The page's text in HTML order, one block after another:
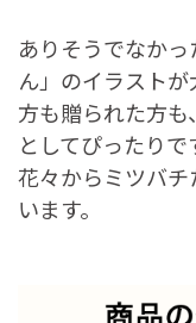
ありそうでなか
ん」のイラスト
方も贈られた方
としてぴったり
花々からミツバ
います。